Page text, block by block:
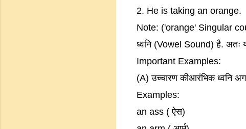
2. He is taking an orange.
Note: ('orange' Singular
ध्वनि (Vowel Sound) है. अतः
Important Examples:
(A) उच्चारण कीआरंभिक ध्वनि
Examples:
an ass ( ऐस)